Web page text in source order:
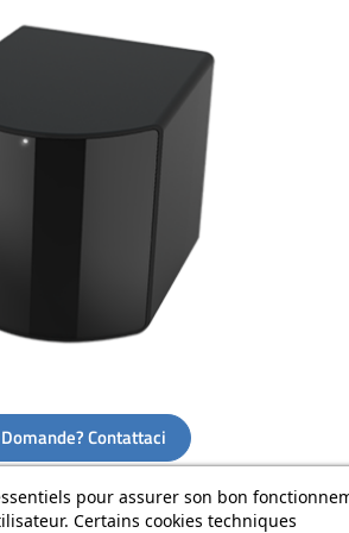
pour assurer son bon
Certains cookies techniques
Domande? Contattaci